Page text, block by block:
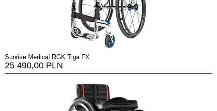
Sunrise Medical RGK Tiga FX
25 490,00 PLN